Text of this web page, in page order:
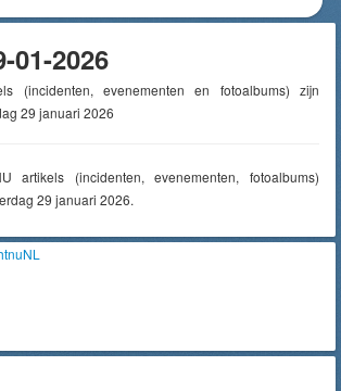
01-2026
(incidenten, evenementen en fotoalbums) zijn
29 januari 2026
artikels (incidenten, evenementen, fotoalbums)
29 januari 2026.